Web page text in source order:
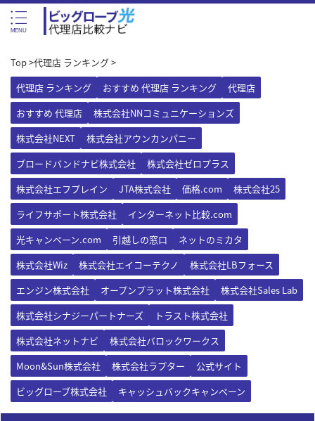
Top>代理店 ランキング>
代理店 ランキング
おすすめ 代理店 ランキング
代理店
おすすめ 代理店
株式会社NNコミュニケーションズ
株式会社NEXT
株式会社アウンカンパニー
ブロードバンドナビ株式会社
株式会社ゼロプラス
株式会社エフプレイン
JTA株式会社 価格.com
株式会社25
ライフサポート株式会社
インターネット比較.com
光キャンペーン.com
引越しの窓口
ネットのミカタ
株式会社Wiz
株式会社エイコーテクノ
株式会社LBフォース
エンジン株式会社
オープンプラット株式会社
株式会社Sales Lab
株式会社シナジーパートナーズ
トラスト株式会社
株式会社ネットナビ
株式会社バロックワークス
Moon&Sun株式会社
株式会社ラプター
公式サイト
ビッグローブ株式会社
キャッシュバックキャンペーン